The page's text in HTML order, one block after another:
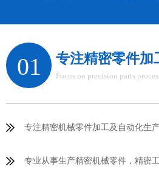
01 专注精密零件加
Focus on precision parts
专注精密机械零件加工及自动化生
专业从事生产精密机械零件，精密